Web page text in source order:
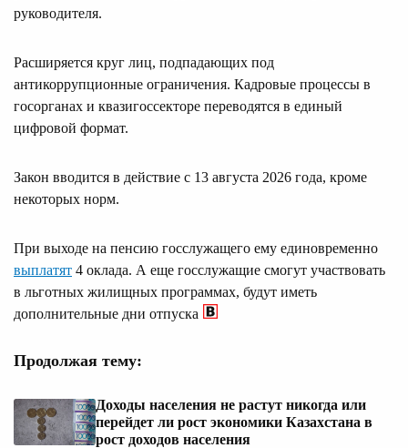
руководителя.
Расширяется круг лиц, подпадающих под
антикоррупционные ограничения. Кадровые процессы в
госорганах и квазигоссекторе переводятся в единый
цифровой формат.
Закон вводится в действие с 13 августа 2026 года, кроме
некоторых норм.
При выходе на пенсию госслужащего ему единовременно
выплатят 4 оклада. А еще госслужащие смогут участвовать
в льготных жилищных программах, будут иметь
дополнительные дни отпуска
Продолжая тему:
Доходы населения не растут никогда или
перейдет ли рост экономики Казахстана в
рост доходов населения